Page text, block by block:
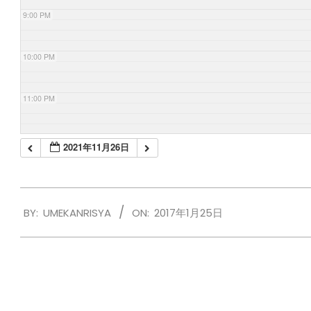
9:00 PM
10:00 PM
11:00 PM
2021年11月26日
01-
BY: UMEKANRISYA ON: 2017年1月25日